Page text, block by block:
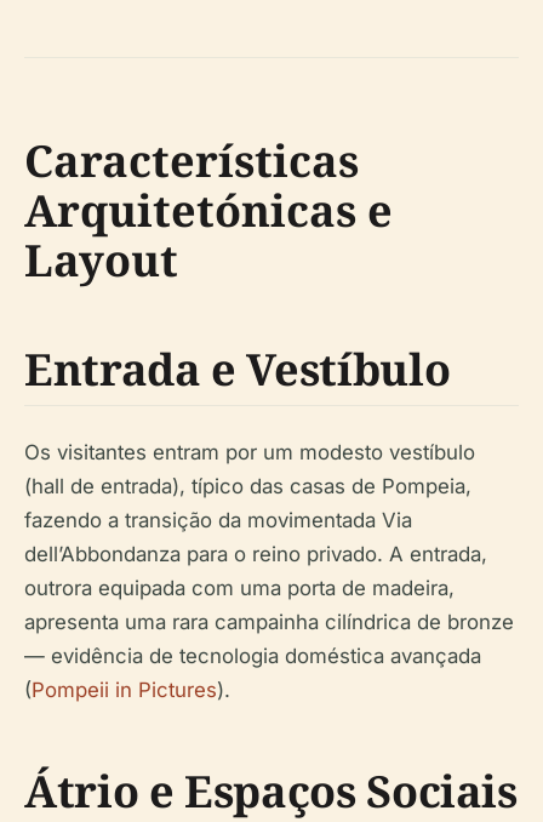
Características
Arquitetónicas e
Layout
Entrada e Vestíbulo
Os visitantes entram por um modesto vestíbulo
(hall de entrada), típico das casas de Pompeia,
fazendo a transição da movimentada Via
dell’Abbondanza para o reino privado. A entrada,
outrora equipada com uma porta de madeira,
apresenta uma rara campainha cilíndrica de bronze
— evidência de tecnologia doméstica avançada
(Pompeii in Pictures).
Átrio e Espaços Sociais